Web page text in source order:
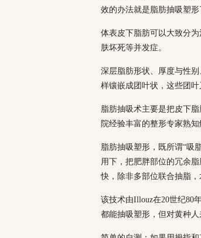
效的办法就是脂肪抽吸塑形
体表皮下脂肪可以大致分
肤坏死等并发症。
深层脂肪形状、厚度与性
样镶嵌成团叶状，这些团
脂肪抽吸术主要是把皮下
院经验丰富的整形专家熟
脂肪抽吸塑形，既所谓“吸
用下，把肥胖部位的冗余
快，除非多部位联合抽脂，
该技术由Illouz在20世纪80
都能抽吸塑形，但对黄种人